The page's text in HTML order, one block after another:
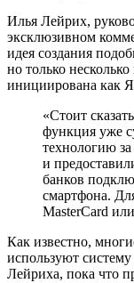
Илья Лейрих,
эксклюзивном
идея создания
но только
инициирована как
«Стоит
функция уже
технологию
и
банков
смартфона.
MasterCard
Как известно,
используют
Лейриха, пока что